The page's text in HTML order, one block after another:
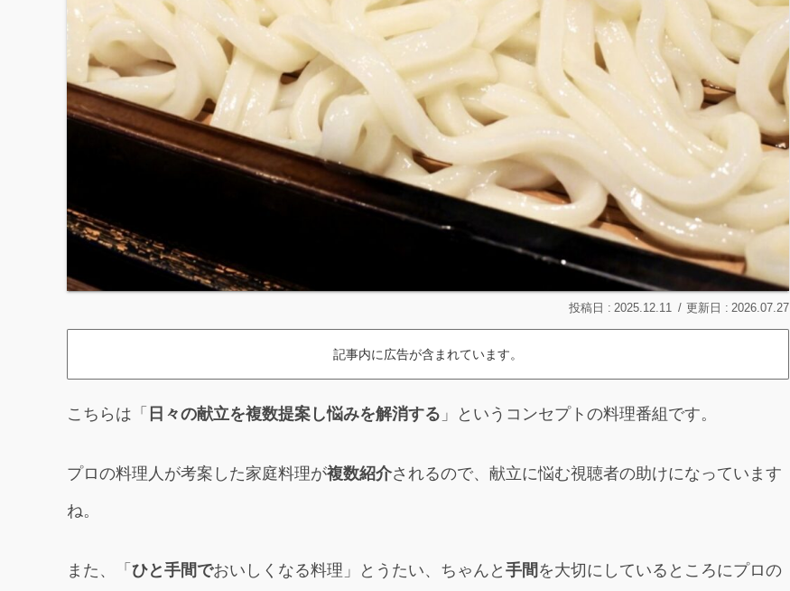
2025.12.11 2026.07.27
記事内に広告が含まれています。
こちらは「 日々の献立を複数提案し悩みを解消する 」というコンセプトの料理番組です。
プロの料理人が考案した家庭料理が複数紹介されるので、献立に悩む視聴者の助けになっています
ね。
また、「 ひと手間でおいしくなる料理」とうたい、ちゃんと 手間 を大切にしているところにプロの